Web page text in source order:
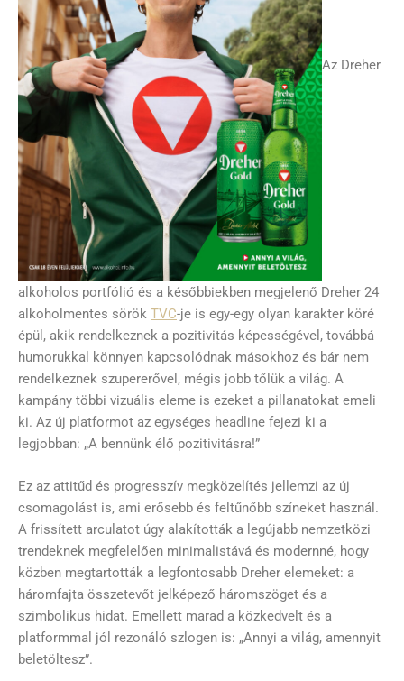
Az Dreher
alkoholos portfólió és a későbbiekben megjelenő Dreher 24
alkoholmentes sörök TVC-je is egy-egy olyan karakter köré
épül, akik rendelkeznek a pozitivitás képességével, továbbá
humorukkal könnyen kapcsolódnak másokhoz és bár nem
rendelkeznek szupererővel, mégis jobb tőlük a világ. A
kampány többi vizuális eleme is ezeket a pillanatokat emeli
ki. Az új platformot az egységes headline fejezi ki a
legjobban: „A bennünk élő pozitivitásra!”
Ez az attitűd és progresszív megközelítés jellemzi az új
csomagolást is, ami erősebb és feltűnőbb színeket használ.
A frissített arculatot úgy alakították a legújabb nemzetközi
trendeknek megfelelően minimalistává és modernné, hogy
közben megtartották a legfontosabb Dreher elemeket: a
háromfajta összetevőt jelképező háromszöget és a
szimbolikus hidat. Emellett marad a közkedvelt és a
platformmal jól rezonáló szlogen is: „Annyi a világ, amennyit
beletöltesz”.